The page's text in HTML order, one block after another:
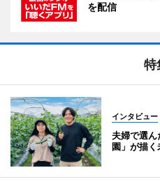
を配信
特
インタビュー
夫婦で選
園」が描く